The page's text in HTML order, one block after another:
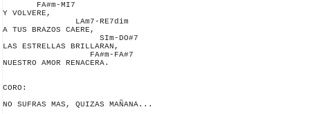
       FA#m-MI7
Y VOLVERE,
               LAm7-RE7dim
A TUS BRAZOS CAERE,
                    SIm-DO#7
LAS ESTRELLAS BRILLARAN,
                  FA#m-FA#7
NUESTRO AMOR RENACERA.
CORO:
NO SUFRAS MAS, QUIZAS MAÑANA...